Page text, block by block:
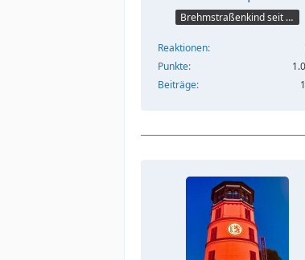
Brehmstraßenkind seit 75
Reaktionen
Punkte
Beiträge